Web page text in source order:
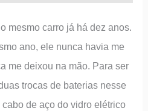
mesmo carro já há dez anos.
ano, ele nunca havia me
me deixou na mão. Para ser
trocas de baterias nesse
de aço do vidro elétrico